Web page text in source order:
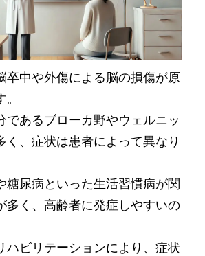
卒中や外傷による脳の損傷が原
であるブローカ野やウェルニッ
く、症状は患者によって異なり
糖尿病といった生活習慣病が関
多く、高齢者に発症しやすいの
ハビリテーションにより、症状